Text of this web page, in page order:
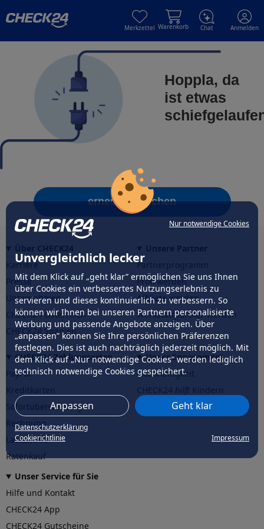
Nur notwendige Cookies
Unvergleichlich lecker
Mit dem Klick auf „geht klar” ermöglichen Sie uns Ihnen
über Cookies ein verbessertes Nutzungserlebnis zu
servieren und dieses kontinuierlich zu verbessern. So
können wir Ihnen bei unseren Partnern personalisierte
Werbung und passende Angebote anzeigen. Über
„anpassen” können Sie Ihre persönlichen Präferenzen
festlegen. Dies ist auch nachträglich jederzeit möglich. Mit
dem Klick auf „Nur notwendige Cookies” werden lediglich
technisch notwendige Cookies gespeichert.
Anpassen Geht klar
Datenschutzerklärung
Cookierichtlinie
Impressum
Merkzettel Warenkorb Chat Anmelden
Hoppla, da
ist etwas
erneut versuchen
Karriere
Presse
Unternehmen
CHECK24 Österreich
CHECK24 Spanien
Partnerprogramm
Profi werden
Affiliate werden
Werkstattpartner werden
CHECK24 Zahlungsarten
PayPal
Sofortüberweisung
Rechnung
Lastschrift
Ratenkauf
Unser Engagement
Nachhaltigkeit
CHECK24hilftder Natur
Unser Service für Sie
Hilfe und Kontakt
CHECK24 App
CHECK24 Gutscheine